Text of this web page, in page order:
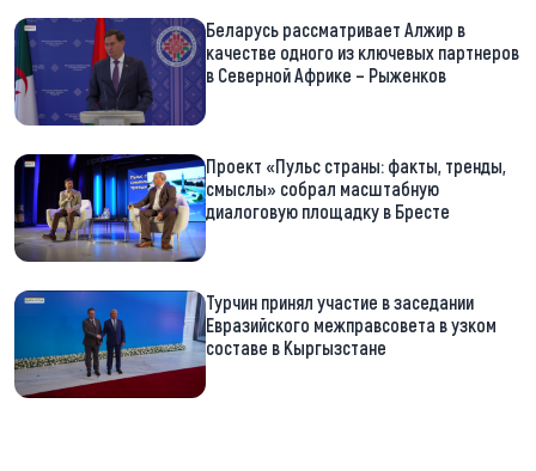
Беларусь рассматривает Алжир в
качестве одного из ключевых партнеров
в Северной Африке – Рыженков
Проект «Пульс страны: факты, тренды,
смыслы» собрал масштабную
диалоговую площадку в Бресте
Турчин принял участие в заседании
Евразийского межправсовета в узком
составе в Кыргызстане